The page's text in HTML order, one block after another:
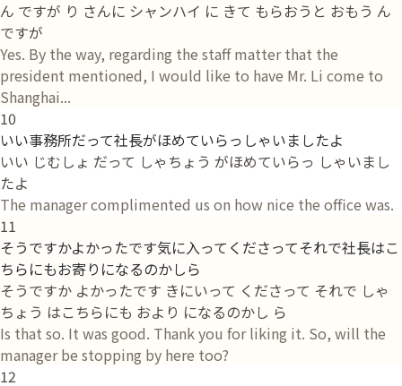
ん ですが り さんに シャンハイ に きて もらおうと おもう ん
ですが
Yes. By the way, regarding the staff matter that the
president mentioned, I would like to have Mr. Li come to
Shanghai...
10
いい事務所だって社長がほめていらっしゃいましたよ
いい じむしょ だって しゃちょう がほめていらっ しゃいまし
たよ
The manager complimented us on how nice the office was.
11
そうですかよかったです気に入ってくださってそれで社長はこ
ちらにもお寄りになるのかしら
そうですか よかったです きにいって くださって それで しゃ
ちょう はこちらにも おより になるのかし ら
Is that so. It was good. Thank you for liking it. So, will the
manager be stopping by here too?
12